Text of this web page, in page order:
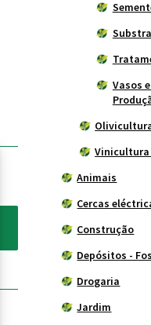
Vasos
Animais
Cercas
Construção
Depósitos -
Drogaria
Jardim